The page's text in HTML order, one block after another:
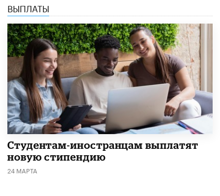
ВЫПЛАТЫ
Студентам-иностранцам выплатят
новую стипендию
24 МАРТА